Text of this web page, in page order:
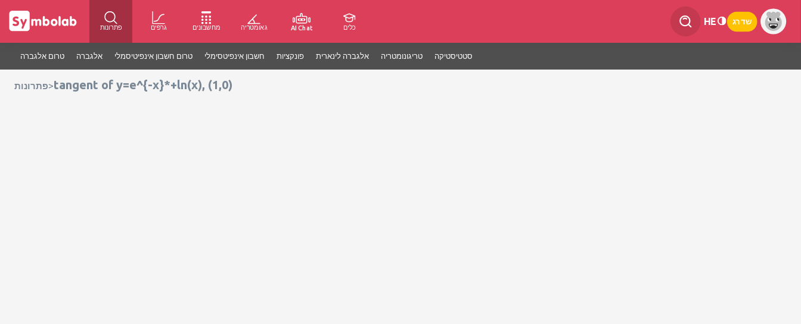
פתרונות גרפים מחשבונים גאומטריה AI Chat כלים
HE שדרג
טרום אלגברה אלגברה טרום חשבון אינפיטיסמלי חשבון אינפיטסימלי פונקציות אלגברה לינארית טריגונומטריה סטטיסטיקה
פתרונות>tangent of y=e^{-x}*+ln(x), (1,0)